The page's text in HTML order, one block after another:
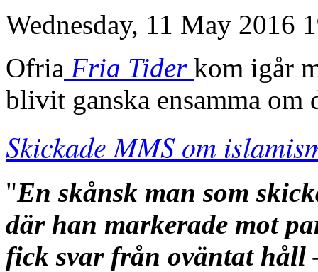
Wednesday, 11 May 2016
Ofria Fria Tider kom igår
blivit ganska ensamma om
Skickade MMS om
"En skånsk man som
där han markerade mot
fick svar från oväntat håll